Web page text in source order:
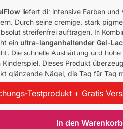
liefert dir intensive Farben und
Durch seine cremige, stark
streifenfrei auftragen. In
ein ultra-langanhaltender Gel-
Die schnelle Aushärtung und
Kinderspiel. Dieses Produkt
glänzende Nägel, die Tag für Tag
Testprodukt + Gratis
In den Warenkorb